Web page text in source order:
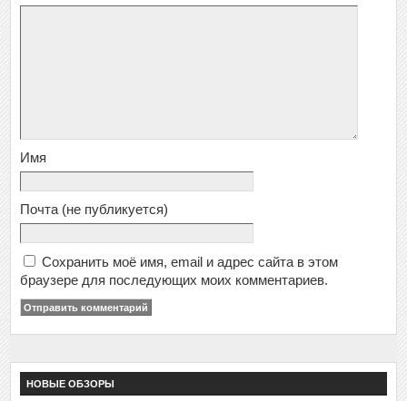
Имя
Почта (не публикуется)
Сохранить моё имя, email и адрес сайта в этом
браузере для последующих моих комментариев.
НОВЫЕ ОБЗОРЫ